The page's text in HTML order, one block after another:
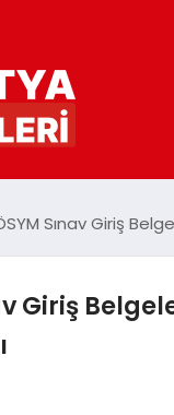
Sınav Giriş
Giriş